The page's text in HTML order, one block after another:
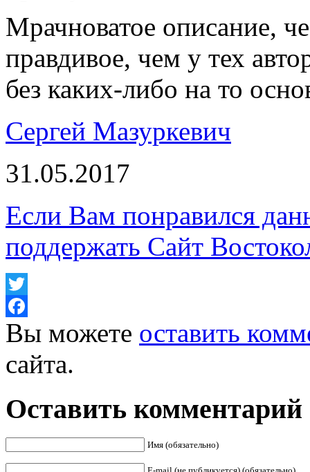
Мрачноватое описание,
правдивое, чем у тех
без каких-либо на то
Сергей Мазуркевич
31.05.2017
Если Вам понравился
поддержать Сайт
Twitter
Facebook
Вы можете оставить
сайта.
Оставить комментарий
Имя (обязательно)